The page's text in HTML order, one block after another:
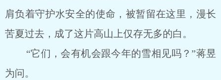
肩负着守护水安全的使命，被暂留在这里，漫长
苦夏过去，成了这片高山上仅存无多的白。
“它们，会有机会跟今年的雪相见吗？”蒋昱
为问。